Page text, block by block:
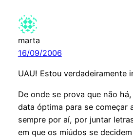
marta
16/09/2006
UAU! Estou verdadeiramente
De onde se prova que não
data óptima para se começar
sempre por aí, por juntar
em que os miúdos se